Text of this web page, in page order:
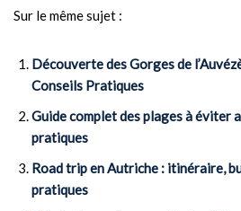
Sur le même sujet :
Découverte des Gorges de
Conseils Pratiques
Guide complet des plages à éviter
pratiques
Road trip en Autriche : itinéraire,
pratiques